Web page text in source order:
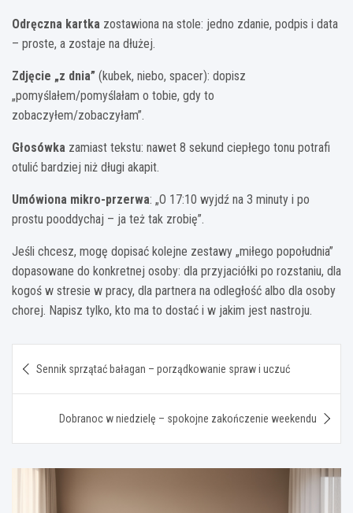
Odręczna kartka zostawiona na stole: jedno zdanie, podpis i data
– proste, a zostaje na dłużej.
Zdjęcie „z dnia” (kubek, niebo, spacer): dopisz
„pomyślałem/pomyślałam o tobie, gdy to
zobaczyłem/zobaczyłam”.
Głosówka zamiast tekstu: nawet 8 sekund ciepłego tonu potrafi
otulić bardziej niż długi akapit.
Umówiona mikro-przerwa: „O 17:10 wyjdź na 3 minuty i po
prostu pooddychaj – ja też tak zrobię”.
Jeśli chcesz, mogę dopisać kolejne zestawy „miłego popołudnia”
dopasowane do konkretnej osoby: dla przyjaciółki po rozstaniu, dla
kogoś w stresie w pracy, dla partnera na odległość albo dla osoby
chorej. Napisz tylko, kto ma to dostać i w jakim jest nastroju.
wpisu
Sennik sprzątać bałagan – porządkowanie spraw i uczuć
Dobranoc w niedzielę – spokojne zakończenie weekendu